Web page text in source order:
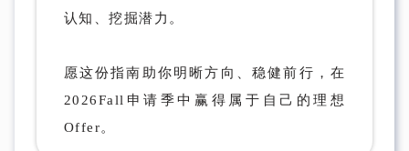
认知、挖掘潜力。
愿这份指南助你明晰方向、稳健前行，在
2026Fall申请季中赢得属于自己的理想
Offer。